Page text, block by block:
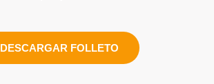
DESCARGAR FOLLETO